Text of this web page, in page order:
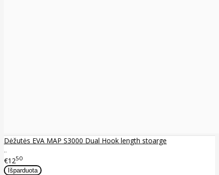
Dėžutės EVA MAP S3000 Dual Hook length stoarge
..
€1250